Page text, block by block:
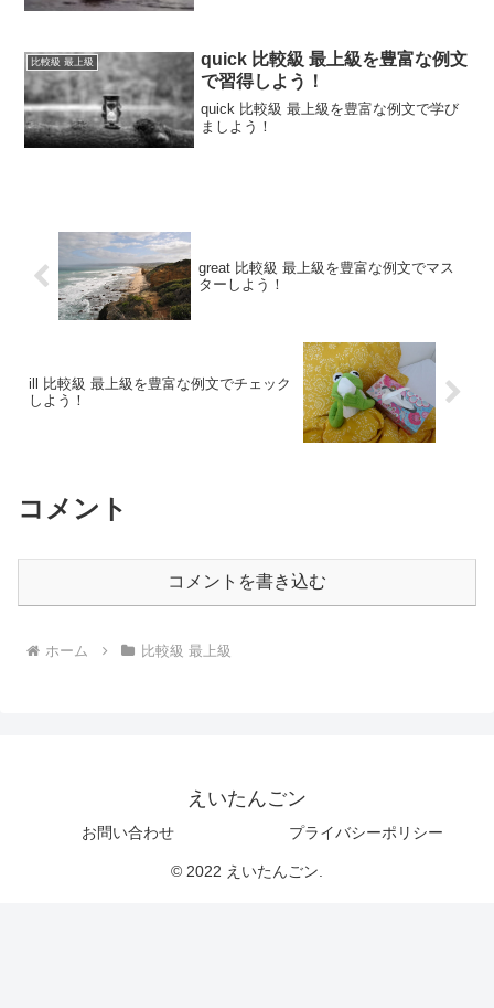
比較級 最上級
quick 比較級 最上級を豊富な例文
で習得しよう！
quick 比較級 最上級を豊富な例文で学び
ましよう！
great 比較級 最上級を豊富な例文でマス
ターしよう！
ill 比較級 最上級を豊富な例文でチェック
しよう！
コメント
コメントを書き込む
ホーム 比較級 最上級
えいたんごン
お問い合わせ プライバシーポリシー
© 2022 えいたんごン.